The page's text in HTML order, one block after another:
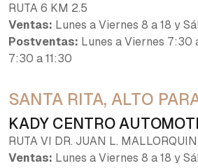
RUTA 6 KM 2.5
Ventas: Lunes a Viernes 8 a 18 y
Postventas: Lunes a Viernes 7:30
7:30 a 11:30
SANTA RITA, ALTO
KADY CENTRO
RUTA VI DR. JUAN L.
Ventas: Lunes a Viernes 8 a 18 y